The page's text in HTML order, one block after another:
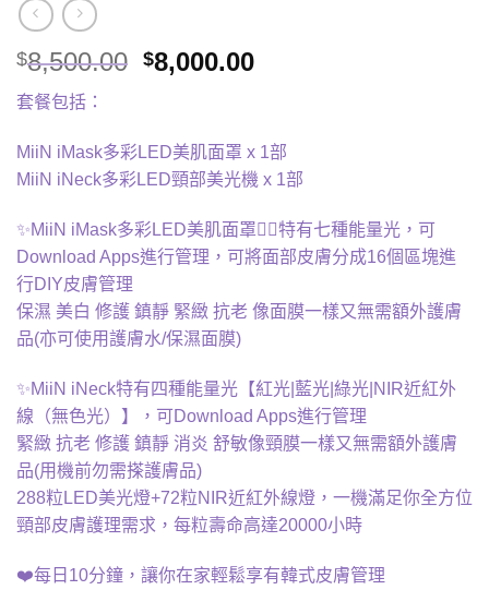
$8,500.00 Original
$8,500.00.
$8,000.00Current
$8,000.00.
套餐包括：
MiiN iMask多彩LED美肌面罩 x 1部
MiiN iNeck多彩LED頸部美光機 x 1部
✨MiiN iMask多彩LED美肌面罩👉🏻特有七種能量光，可
Download Apps進行管理，可將面部皮膚分成16個區塊進
行DIY皮膚管理
保濕 美白 修護 鎮靜 緊緻 抗老 像面膜一樣又無需額外護膚
品(亦可使用護膚水/保濕面膜)
✨MiiN iNeck特有四種能量光【紅光|藍光|綠光|NIR近紅外
線（無色光）】，可Download Apps進行管理
緊緻 抗老 修護 鎮靜 消炎 舒敏像頸膜一樣又無需額外護膚
品(用機前勿需搽護膚品)
288粒LED美光燈+72粒NIR近紅外線燈，一機滿足你全方位
頸部皮膚護理需求，每粒壽命高達20000小時
❤️每日10分鐘，讓你在家輕鬆享有韓式皮膚管理